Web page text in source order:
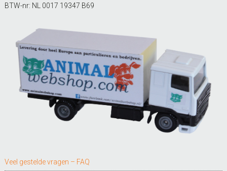
BTW-nr: NL 0017 19347 B69
Veel gestelde vragen – FAQ